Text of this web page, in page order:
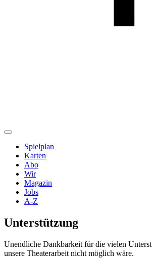
Spielplan
Karten
Abo
Wir
Magazin
Jobs
A-Z
Unterstützung
Unendliche Dankbarkeit für die vielen
unsere Theaterarbeit nicht möglich wäre.